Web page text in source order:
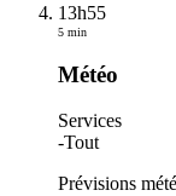
13h55
5 min
Météo
Services
-Tout
Prévisions